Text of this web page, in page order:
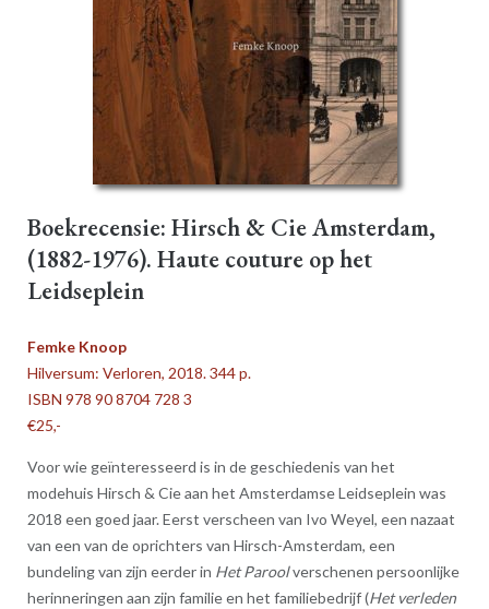
Boekrecensie: Hirsch & Cie Amsterdam,
(1882-1976). Haute couture op het
Leidseplein
Femke Knoop
Hilversum: Verloren, 2018. 344 p.
ISBN 978 90 8704 728 3
€25,-
Voor wie geïnteresseerd is in de geschiedenis van het
modehuis Hirsch & Cie aan het Amsterdamse Leidseplein was
2018 een goed jaar. Eerst verscheen van Ivo Weyel, een nazaat
van een van de oprichters van Hirsch-Amsterdam, een
bundeling van zijn eerder in Het Paroolverschenen persoonlijke
herinneringen aan zijn familie en het familiebedrijf (Het verleden